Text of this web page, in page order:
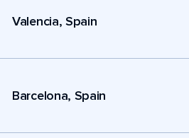
Valencia, Spain
Barcelona, Spain